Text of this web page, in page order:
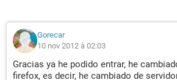
Gorecar
10 nov 2012 à 02:03
Gracias ya he podido entrar, he
firefox, es decir, he cambiado de